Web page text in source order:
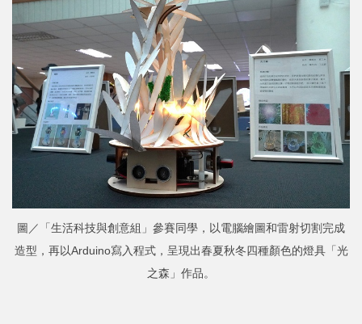
圖／「生活科技與創意組」參賽同學，以電腦繪圖和雷射切割完成
造型，再以Arduino寫入程式，呈現出春夏秋冬四種顏色的燈具「光
之森」作品。